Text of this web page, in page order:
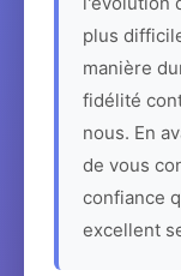
plus
manière
fidélité
nous. En
de vous
confiance
excellent